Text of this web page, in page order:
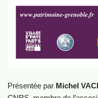
Présentée par Michel